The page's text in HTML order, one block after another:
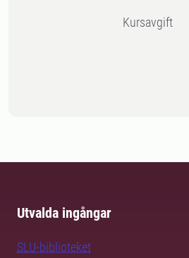
Kursavgift
Utvalda ingångar
SLU-biblioteket